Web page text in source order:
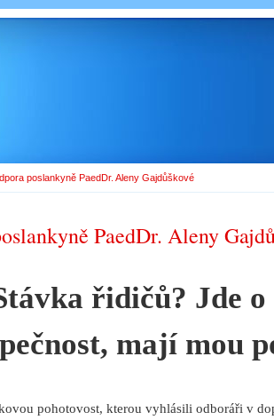
poslankyně PaedDr. Aleny Gajdůškové
PaedDr. Aleny
řidičů? Jde o
mají mou
pohotovost, kterou vyhlásili odboráři v